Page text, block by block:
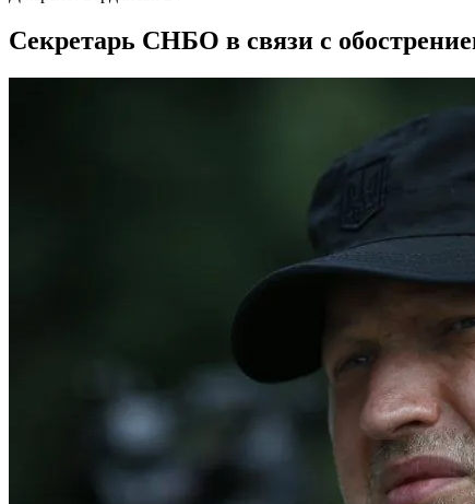
Секретарь СНБО в связи с